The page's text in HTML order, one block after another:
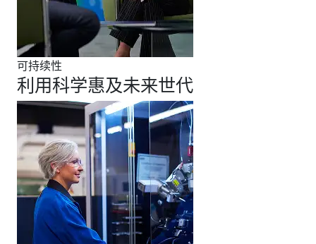
可持续性
利用科学惠及未来世代